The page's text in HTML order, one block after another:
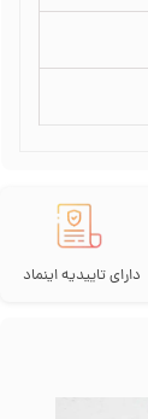
دارای تاییدیه اینماد